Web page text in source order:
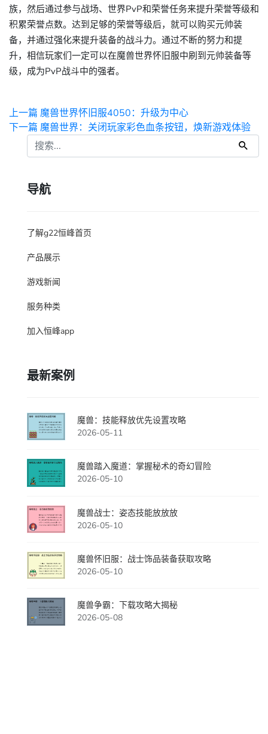
族，然后通过参与战场、世界PvP和荣誉任务来提升荣誉等级和
积累荣誉点数。达到足够的荣誉等级后，就可以购买元帅装
备，并通过强化来提升装备的战斗力。通过不断的努力和提
升，相信玩家们一定可以在魔兽世界怀旧服中刷到元帅装备等
级，成为PvP战斗中的强者。
上一篇 魔兽世界怀旧服4050：升级为中心
下一篇 魔兽世界：关闭玩家彩色血条按钮，焕新游戏体验
导航
了解g22恒峰首页
产品展示
游戏新闻
服务种类
加入恒峰app
最新案例
魔兽：技能释放优先设置攻略
2026-05-11
魔兽踏入魔道：掌握秘术的奇幻冒险
2026-05-10
魔兽战士：姿态技能放放放
2026-05-10
魔兽怀旧服：战士饰品装备获取攻略
2026-05-10
魔兽争霸：下载攻略大揭秘
2026-05-08